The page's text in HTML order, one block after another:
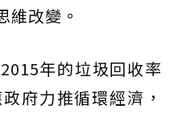
維改變。
年的垃圾回收率
府力推循環經濟，